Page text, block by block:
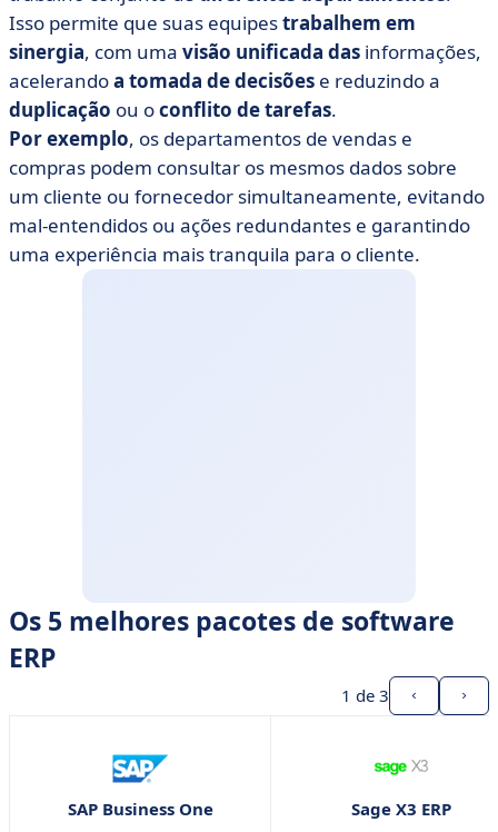
Isso permite que suas equipestrabalhem em
sinergia, com uma visão unificada das informações,
acelerandoa tomada de decisões e reduzindo a
duplicação ou oconflito detarefas.
Por exemplo, os departamentos de vendas e
compras podem consultar os mesmos dados sobre
um cliente ou fornecedor simultaneamente, evitando
mal-entendidos ou ações redundantes e garantindo
uma experiência mais tranquila para o cliente.
Os 5 melhores pacotes de software
ERP
1 de 3
SAP Business One Sage X3 ERP